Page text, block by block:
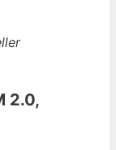
2.0,